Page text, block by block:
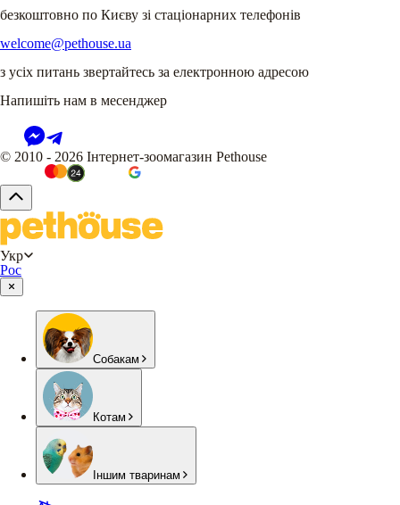
безкоштовно по Києву зі стаціонарних телефонів
welcome@pethouse.ua
з усіх питань звертайтесь за електронною адресою
Напишіть нам в месенджер
© 2010 - 2026 Інтернет-зоомагазин Pethouse
Укр
Рос
Собакам
Котам
Іншим тваринам